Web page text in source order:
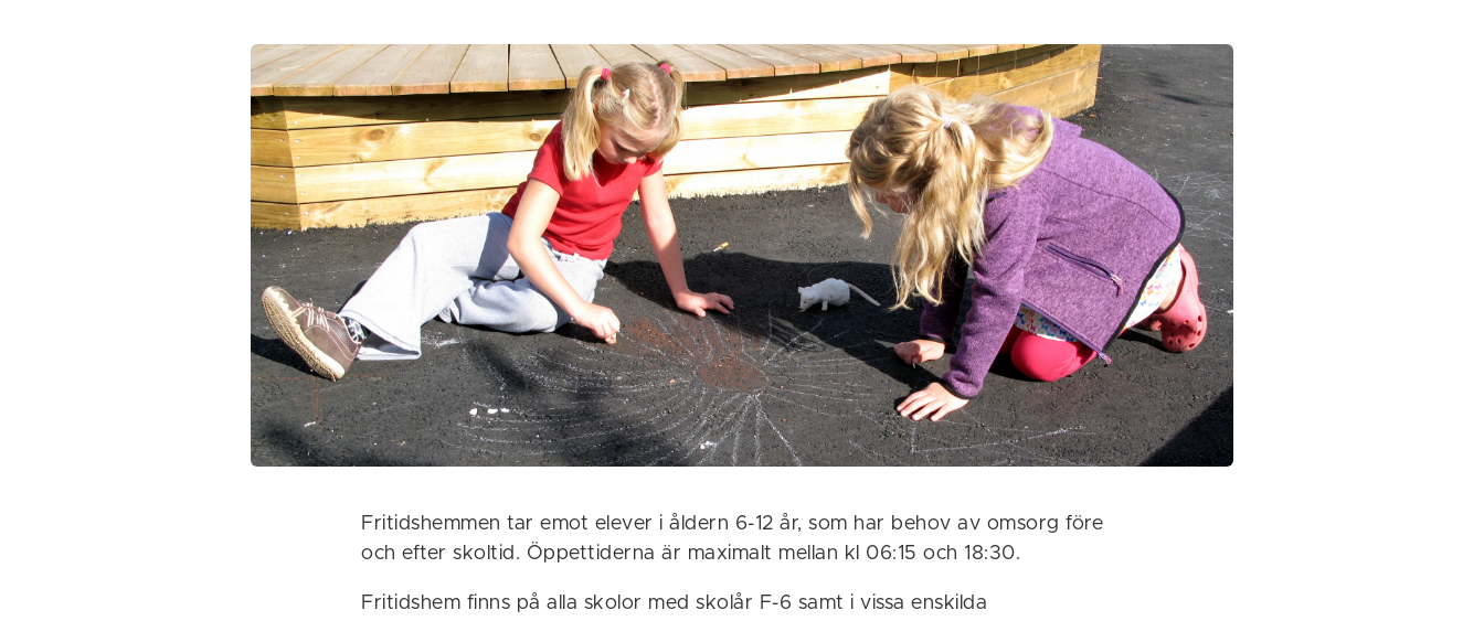
Fritidshemmen tar emot elever i åldern 6-12 år, som har behov av omsorg före
och efter skoltid. Öppettiderna är maximalt mellan kl 06:15 och 18:30.
Fritidshem finns på alla skolor med skolår F-6 samt i vissa enskilda